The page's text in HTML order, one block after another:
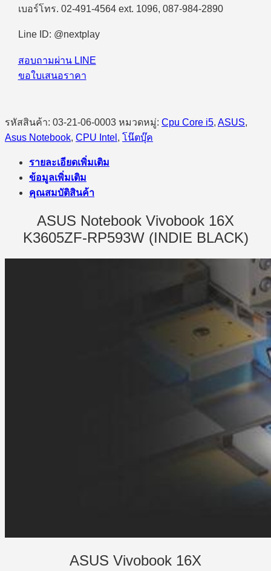
เบอร์โทร. 02-491-4564 ext. 1096, 087-984-2890
Line ID: @nextplay
สอบถามผ่าน LINE
ขอใบเสนอราคา
รหัสสินค้า: 03-21-06-0003 หมวดหมู่: Cpu Core i5, ASUS,
Asus Notebook, CPU Intel , โน๊ตบุ๊ค
รายละเอียดเพิ่มเติม
ข้อมูลเพิ่มเติม
คุณสมบัติสินค้า
ASUS Notebook Vivobook 16X
K3605ZF-RP593W (INDIE BLACK)
ASUS Vivobook 16X